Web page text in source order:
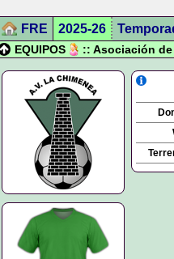
FRE 2025-26
EQUIPOS
:: Asociación